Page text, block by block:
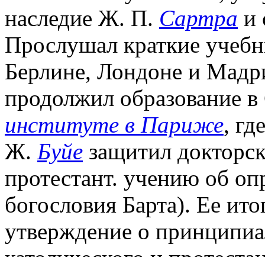
наследие Ж. П. Сартра и
Прослушал краткие
Берлине, Лондоне и
продолжил образование
институте в Париже,
Ж. Буйе защитил
протестант. учению об
богословия Барта). Ее
утверждение о